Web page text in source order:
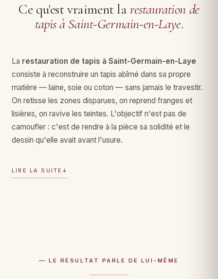
Ce qu'est vraiment larestauration de
tapis à Saint-Germain-en-Laye.
La restauration de tapis à Saint-Germain-en-Laye
consiste à reconstruire un tapis abîmé dans sa propre
matière — laine, soie ou coton — sans jamais le travestir.
On retisse les zones disparues, on reprend franges et
lisières, on ravive les teintes. L'objectif n'est pas de
camoufler : c'est de rendre à la pièce sa solidité et le
dessin qu'elle avait avant l'usure.
LIRE LA SUITE ↓
— LE RÉSULTAT PARLE DE LUI-MÊME